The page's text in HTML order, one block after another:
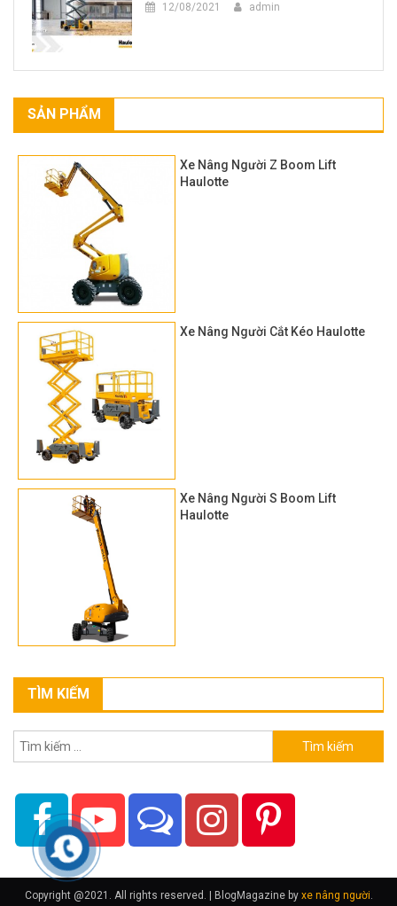
12/08/2021 admin
SẢN PHẨM
Xe Nâng Người Z Boom Lift
Haulotte
Xe Nâng Người Cắt Kéo Haulotte
Xe Nâng Người S Boom Lift
Haulotte
TÌM KIẾM
kiếm
Copyright @2021. All rights reserved. BlogMagazine by xe nâng người.